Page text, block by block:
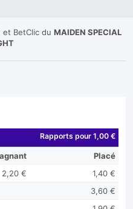
et BetClic du MAIDEN SPECIAL
Rapports pour 1,00 €
Placé
2,20 €
1,40 €
3,60 €